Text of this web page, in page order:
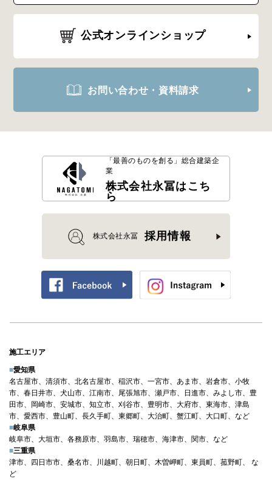
公式オンラインショップ
お問い合わせ・資料請求
「最善のものを創る」 総合建築企
業
株式会社永冨はこち
ら
株式会社永冨 採用情報
施工エリア
■愛知県
名古屋市、清須市、北名古屋市、稲沢市、一宮市、あま市、岩倉市、小牧
市、春日井市、犬山市、江南市、尾張旭市、瀬戸市、日進市、みよし市、豊
田市、岡崎市、安城市、知立市、刈谷市、豊明市、大府市、東海市、津島
市、愛西市、豊山町、長久手町、東郷町、大治町、蟹江町、大口町、など
■岐阜県
岐阜市、大垣市、各務原市、羽島市、瑞穂市、海津市、関市、など
■三重県
津市、四日市市、桑名市、川越町、朝日町、木曽岬町、東員町、菰野町、 な
ど